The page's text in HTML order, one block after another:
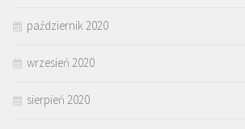
październik 2020
wrzesień 2020
sierpień 2020